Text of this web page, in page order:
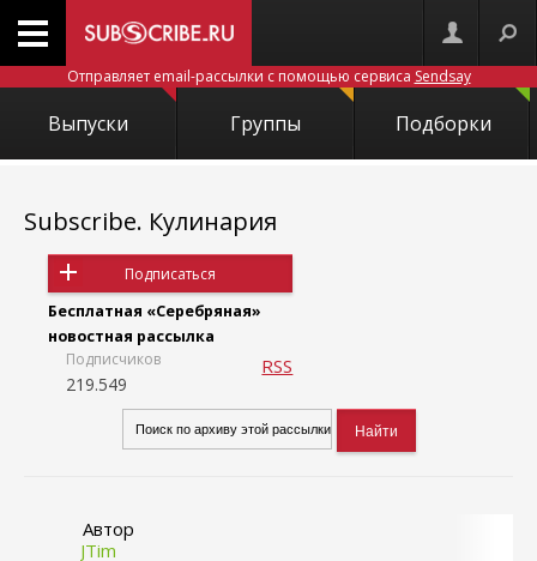
Отправляет email-рассылки с помощью сервиса Sendsay
Выпуски Группы Подборки
Subscribe. Кулинария
Подписаться
Бесплатная «Серебряная»
новостная рассылка
Подписчиков
219.549
RSS
Автор
JTim